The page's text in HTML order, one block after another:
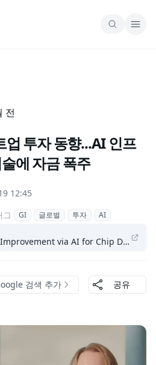
전
업 투자 동향...AI 인프
에 자금 폭주
12:45
그 GI 글로벌 투자 AI
via AI for Chip Design
검색 추가 공유